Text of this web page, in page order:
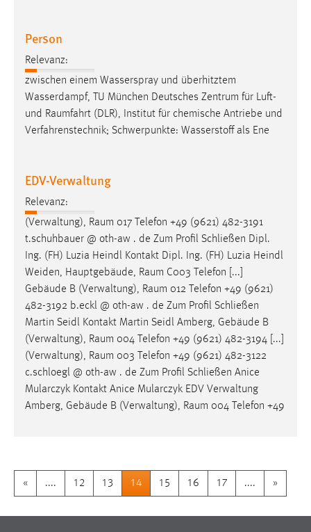
Person
Relevanz:
zwischen einem Wasserspray und überhitztem
Wasserdampf, TU München Deutsches Zentrum für Luft-
und Raumfahrt (DLR), Institut für chemische Antriebe und
Verfahrenstechnik; Schwerpunkte: Wasserstoff als Ene
EDV-Verwaltung
Relevanz:
(Verwaltung), Raum 017 Telefon +49 (9621) 482-3191
t.schuhbauer @ oth-aw . de Zum Profil Schließen Dipl.
Ing. (FH) Luzia Heindl Kontakt Dipl. Ing. (FH) Luzia Heindl
Weiden, Hauptgebäude, Raum C003 Telefon [...]
Gebäude B (Verwaltung), Raum 012 Telefon +49 (9621)
482-3192 b.eckl @ oth-aw . de Zum Profil Schließen
Martin Seidl Kontakt Martin Seidl Amberg, Gebäude B
(Verwaltung), Raum 004 Telefon +49 (9621) 482-3194 [...]
(Verwaltung), Raum 003 Telefon +49 (9621) 482-3122
c.schloegl @ oth-aw . de Zum Profil Schließen Anice
Mularczyk Kontakt Anice Mularczyk EDV Verwaltung
Amberg, Gebäude B (Verwaltung), Raum 004 Telefon +49
« .... 12 13 14 15 16 17 .... »